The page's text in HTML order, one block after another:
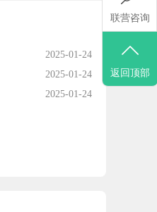
2025-01-24
2025-01-24
2025-01-24
联营咨询
返回顶部